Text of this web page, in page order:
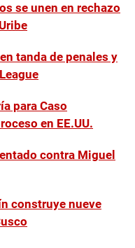
se unen en rechazo
tanda de penales y
para Caso
en EE.UU.
contra Miguel
construye nueve